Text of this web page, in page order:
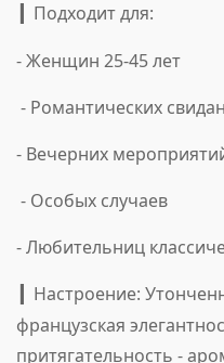
Подходит для:
- Женщин 25-45 лет
- Романтических
- Вечерних
- Особых случаев
- Любительниц
Настроение:
французская
притягательность -